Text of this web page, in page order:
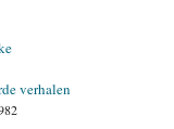
verhalen